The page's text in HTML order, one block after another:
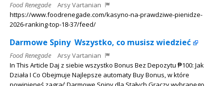
Food Renegade
Arsy Vartanian
https://www.foodrenegade.com/kasyno-na-prawdziwe-pienidze-
2026-ranking-top-18-37/feed/
Darmowe Spiny ️ Wszystko, co musisz wiedzieć
Food Renegade
Arsy Vartanian
In This Article Daj z siebie wszystko Bonus Bez Depozytu ₱100: Jak
Działa I Co Obejmuje Najlepsze automaty Buy Bonus, w które